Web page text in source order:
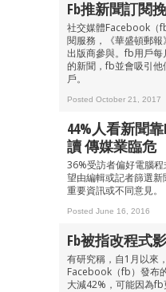
Fb推新聞訂閱
社交媒體Facebook（
閱服務，《華盛頓郵
出版商參與。fb用戶
的新聞，fb並會吸引他
戶。
Posted October 21, 2017
44%人看新聞
讀 傳媒業臨危
36%受訪者偏好電腦
望由編輯或記者篩選
重要資訊或不同意見。
Posted June 16, 2016
Fb被指改程式
有研究稱，自1月以來
Facebook（fb）發布
大減42%，可能因為fb